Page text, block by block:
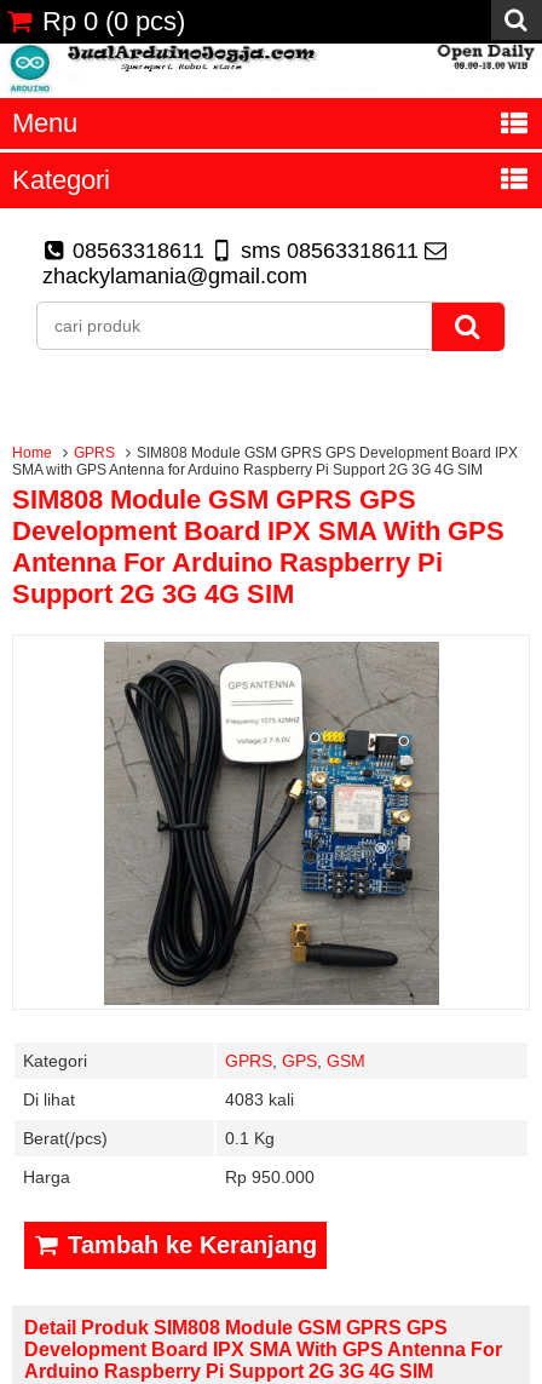
Menu
Kategori
08563318611
sms 08563318611
zhackylamania@gmail.com
Rp 0 (0 pcs)
Home GPRS
SIM808 Module GSM GPRS GPS Development Board IPX
SMA with GPS Antenna for Arduino Raspberry Pi Support 2G 3G 4G SIM
SIM808 Module GSM GPRS GPS
Development Board IPX SMA With GPS
Antenna For Arduino Raspberry Pi
Support 2G 3G 4G SIM
Kategori GPRS, GPS, GSM
Di lihat
4083 kali
Berat(/pcs)
0.1 Kg
Harga
Rp 950.000
Tambah ke Keranjang
Detail Produk SIM808 Module GSM GPRS GPS
Development Board IPX SMA With GPS Antenna For
Arduino Raspberry Pi Support 2G 3G 4G SIM